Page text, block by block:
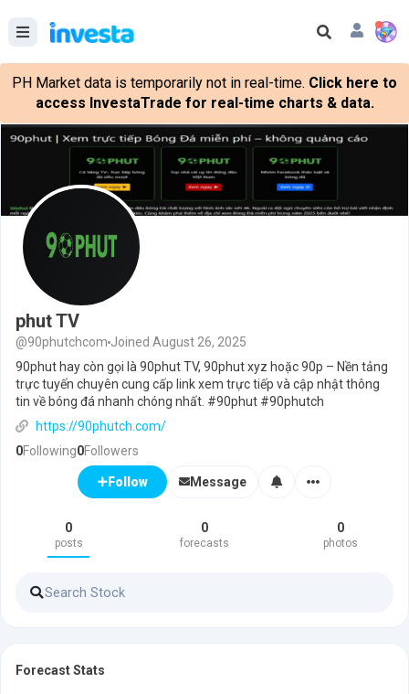
PH Market data is temporarily not in real-time. Click here to
access InvestaTrade for real-time charts & data.
phut TV
@90phutchcom Joined August 26, 2025
90phut hay còn gọi là 90phut TV, 90phut xyz hoặc 90p – Nền tảng
trực tuyến chuyên cung cấp link xem trực tiếp và cập nhật thông
tin về bóng đá nhanh chóng nhất. #90phut #90phutch
https://90phutch.com/
0Following0Followers
Follow Message
0
posts
0
forecasts
0
photos
Forecast Stats